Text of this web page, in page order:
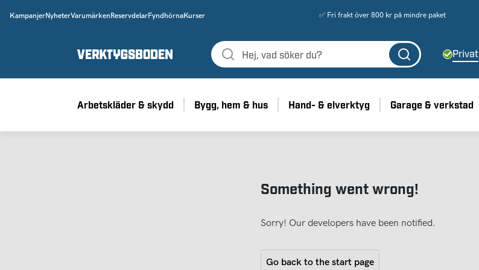
KampanjerNyheterVarumärken ReservdelarFyndhörnaKurser ✅ Fri frakt över 800 kr på mindre paket
Privat
Arbetskläder & skydd Bygg, hem & hus Hand- & elverktyg Garage & verkstad
Something went wrong!
Sorry! Our developers have been notified.
Go back to the start page